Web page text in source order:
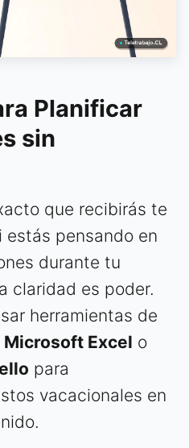
Planificar
sin
que recibirás te
estás pensando en
durante tu
claridad es poder.
herramientas de
Microsoft Excel o
para
vacacionales en